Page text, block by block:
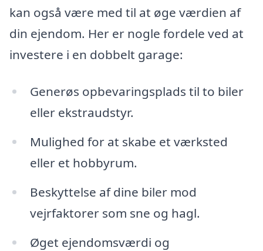
kan også være med til at øge værdien af
din ejendom. Her er nogle fordele ved at
investere i en dobbelt garage:
Generøs opbevaringsplads til to biler
eller ekstraudstyr.
Mulighed for at skabe et værksted
eller et hobbyrum.
Beskyttelse af dine biler mod
vejrfaktorer som sne og hagl.
Øget ejendomsværdi og